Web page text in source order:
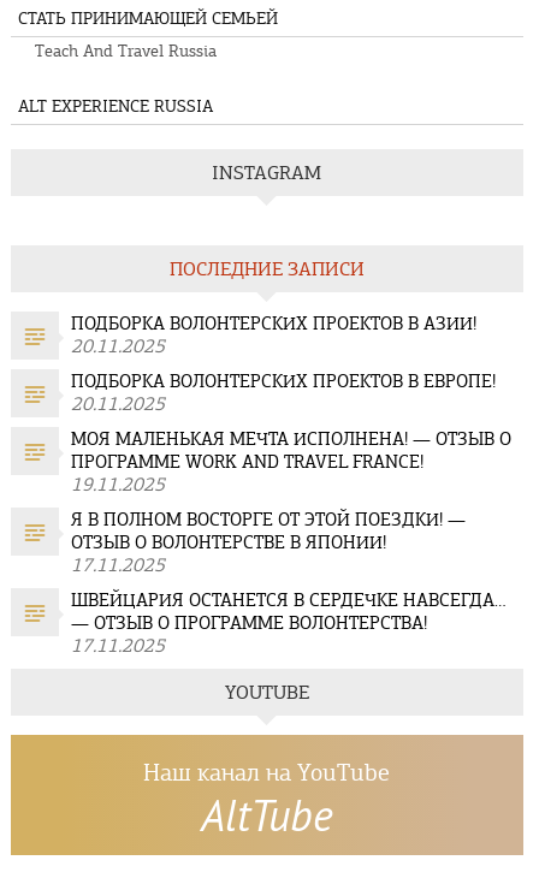
СТАТЬ ПРИНИМАЮЩЕЙ СЕМЬЕЙ
Teach And Travel Russia
ALT EXPERIENCE RUSSIA
INSTAGRAM
ПОСЛЕДНИЕ ЗАПИСИ
ПОДБОРКА ВОЛОНТЕРСКИХ ПРОЕКТОВ В АЗИИ!
20.11.2025
ПОДБОРКА ВОЛОНТЕРСКИХ ПРОЕКТОВ В ЕВРОПЕ!
20.11.2025
МОЯ МАЛЕНЬКАЯ МЕЧТА ИСПОЛНЕНА! — ОТЗЫВ О
ПРОГРАММЕ WORK AND TRAVEL FRANCE!
19.11.2025
Я В ПОЛНОМ ВОСТОРГЕ ОТ ЭТОЙ ПОЕЗДКИ! —
ОТЗЫВ О ВОЛОНТЕРСТВЕ В ЯПОНИИ!
17.11.2025
ШВЕЙЦАРИЯ ОСТАНЕТСЯ В СЕРДЕЧКЕ НАВСЕГДА…
— ОТЗЫВ О ПРОГРАММЕ ВОЛОНТЕРСТВА!
17.11.2025
YOUTUBE
Наш канал на YouTube
AltTube